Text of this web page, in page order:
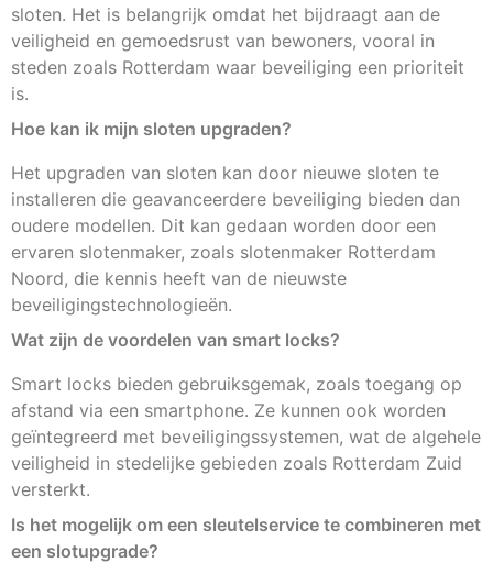
sloten. Het is belangrijk omdat het bijdraagt aan de
veiligheid en gemoedsrust van bewoners, vooral in
steden zoals Rotterdam waar beveiliging een prioriteit
is.
Hoe kan ik mijn sloten upgraden?
Het upgraden van sloten kan door nieuwe sloten te
installeren die geavanceerdere beveiliging bieden dan
oudere modellen. Dit kan gedaan worden door een
ervaren slotenmaker, zoals slotenmaker Rotterdam
Noord, die kennis heeft van de nieuwste
beveiligingstechnologieën.
Wat zijn de voordelen van smart locks?
Smart locks bieden gebruiksgemak, zoals toegang op
afstand via een smartphone. Ze kunnen ook worden
geïntegreerd met beveiligingssystemen, wat de algehele
veiligheid in stedelijke gebieden zoals Rotterdam Zuid
versterkt.
Is het mogelijk om een sleutelservice te combineren met
een slotupgrade?